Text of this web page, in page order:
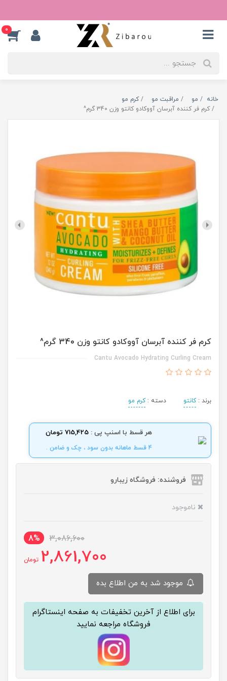
0
خانه مو مراقبت مو
کرم مو
کرم فر کننده آبرسان آووکادو کانتو وزن 340 گرم^
کرم فر کننده آبرسان آووکادو کانتو وزن 340 گرم^
Cantu Avocado Hydrating Curling Cream
برند :کانتو دسته :کرم مو
هر قسط با اسنپ پی : 715,425 تومان
4 قسط ماهانه بدون سود ، چک و ضامن .
فروشنده: فروشگاه زیبارو
ناموجود
3,086,600
8%
2,861,700 تومان
برای اطلاع از آخرین تخفیفات به صفحه اینستاگرام
فروشگاه مراجعه نمایید